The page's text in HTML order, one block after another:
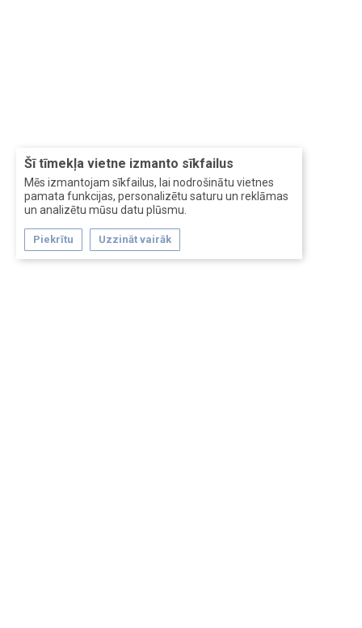
Šī tīmekļa vietne izmanto sīkfailus
Mēs izmantojam sīkfailus, lai nodrošinātu vietnes
pamata funkcijas, personalizētu saturu un reklāmas
un analizētu mūsu datu plūsmu.
Piekrītu Uzzināt vairāk